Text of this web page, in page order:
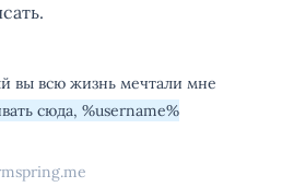
вы всю жизнь мечтали мне
сюда, %username%